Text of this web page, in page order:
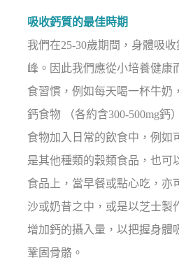
吸收鈣質的最佳時期
我們在25-30歲期間，身體吸
峰。因此我們應從小培養健康
食習慣，例如每天喝一杯牛奶
鈣食物 （各約含300-500mg鈣
食物加入日常的飲食中，例如
是其他種類的穀類食品，也可
食品上，當早餐或點心吃，亦
沙或奶昔之中，或是以芝士製
增加鈣的攝入量，以把握身體
鞏固骨骼。